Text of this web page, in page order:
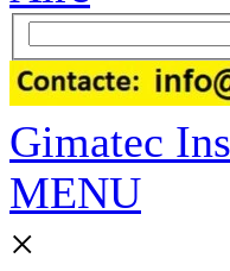
Gimatec
MENU
×